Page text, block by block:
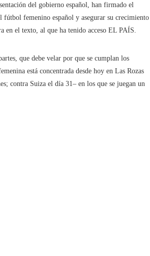
del gobierno español, han firmado el
femenino español y asegurar su crecimiento
en el texto, al que ha tenido acceso EL PAÍS.
que debe velar por que se cumplan los
está concentrada desde hoy en Las Rozas
contra Suiza el día 31– en los que se juegan un